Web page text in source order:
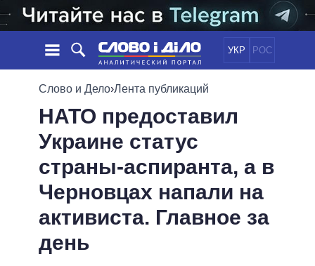
УКР РОС
НОВОСТИ
ЛЕНТА
СОБЫТИЯ
СТАТЬИ
МНЕНИЯ
ОБЗОРЫ
ДАЙДЖЕСТЫ
ПОЛИТИКА
ЭКОНОМИКА
ОБЩЕСТВО
МИР
ОБЕЩАНИЯ
ПОЛИТИКИ
ВСЕ ПОЛИТИКИ
ПРЕЗИДЕНТ И ОФИС
ВЕРХОВНАЯ РАДА
КАБИНЕТ МИНИСТРОВ
ИНФОГРАФИКА
ВИДЕО
Слово и Дело›Лента публикаций
НАТО предоставил
Украине статус
страны-аспиранта, а в
Черновцах напали на
активиста. Главное за
день